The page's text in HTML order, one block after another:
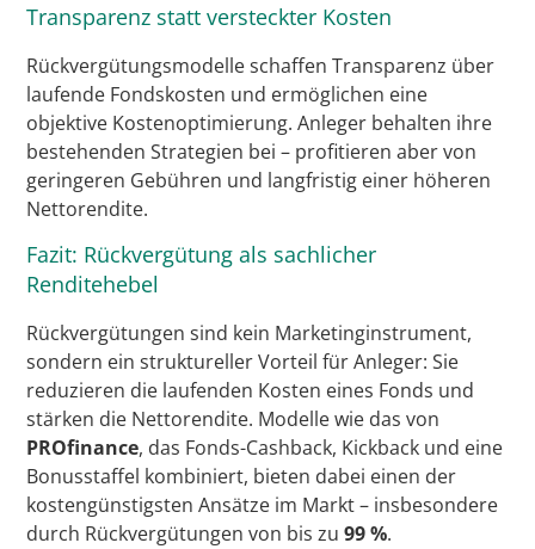
Transparenz statt versteckter Kosten
Rückvergütungsmodelle schaffen Transparenz über
laufende Fondskosten und ermöglichen eine
objektive Kostenoptimierung. Anleger behalten ihre
bestehenden Strategien bei – profitieren aber von
geringeren Gebühren und langfristig einer höheren
Nettorendite.
Fazit: Rückvergütung als sachlicher
Renditehebel
Rückvergütungen sind kein Marketinginstrument,
sondern ein struktureller Vorteil für Anleger: Sie
reduzieren die laufenden Kosten eines Fonds und
stärken die Nettorendite. Modelle wie das von
PROfinance, das Fonds-Cashback, Kickback und eine
Bonusstaffel kombiniert, bieten dabei einen der
kostengünstigsten Ansätze im Markt – insbesondere
durch Rückvergütungen von bis zu99 %.